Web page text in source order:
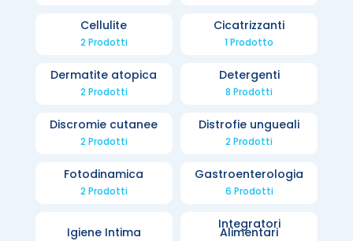
Cellulite
2 Prodotti
Cicatrizzanti
1 Prodotto
Dermatite atopica
2 Prodotti
Detergenti
8 Prodotti
Discromie cutanee
2 Prodotti
Distrofie ungueali
2 Prodotti
Fotodinamica
2 Prodotti
Gastroenterologia
6 Prodotti
Igiene Intima
Integratori
Alimentari